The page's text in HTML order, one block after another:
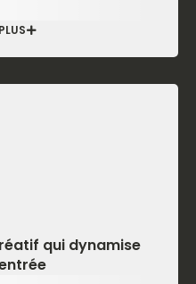
qui dynamise